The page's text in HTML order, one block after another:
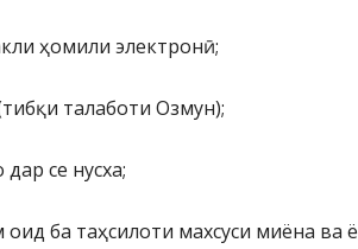
ҳомили электронӣ;
талаботи Озмун);
се нусха;
ба таҳсилоти махсуси миёна ва